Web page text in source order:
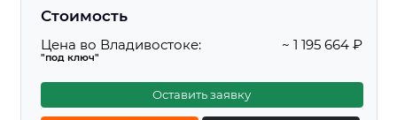
Стоимость
Цена во Владивостоке:
"под ключ"
~ 1 195 664 ₽
Оставить заявку